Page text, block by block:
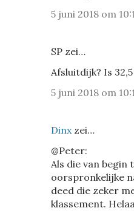
5 juni 2018 om
SP zei…
Afsluitdijk? Is
5 juni 2018 om
Dinxzei…
@Peter:
Als die van begin
oorspronkelijke
deed die zeker
klassement.